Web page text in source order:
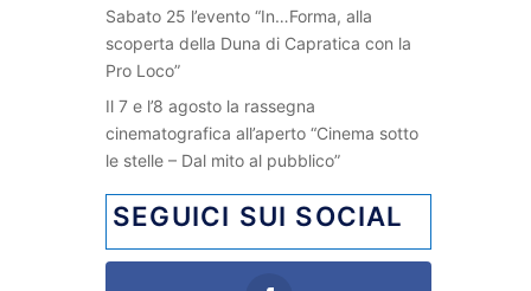
Sabato 25 l’evento “In…Forma, alla
scoperta della Duna di Capratica con la
Pro Loco”
Il 7 e l’8 agosto la rassegna
cinematografica all’aperto “Cinema sotto
le stelle – Dal mito al pubblico”
SEGUICI SUI SOCIAL